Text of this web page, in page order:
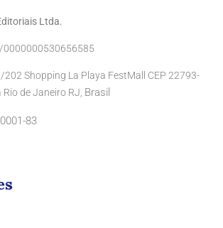
Ltda.
202 Shopping La Playa FestMall CEP 22793-
de Janeiro RJ, Brasil
83